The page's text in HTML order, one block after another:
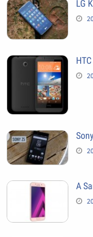
LG
A